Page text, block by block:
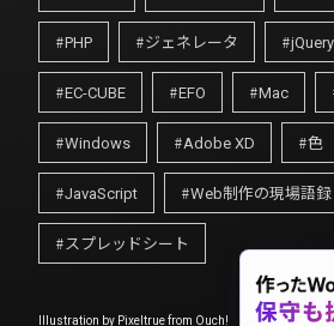
PHP ジェネレータ jQuery
EC-CUBE EFO Mac
Windows Adobe XD 色
JavaScript Web制作の現場語録
スプレッドシート
Illustration by Pixeltruefrom Ouch!